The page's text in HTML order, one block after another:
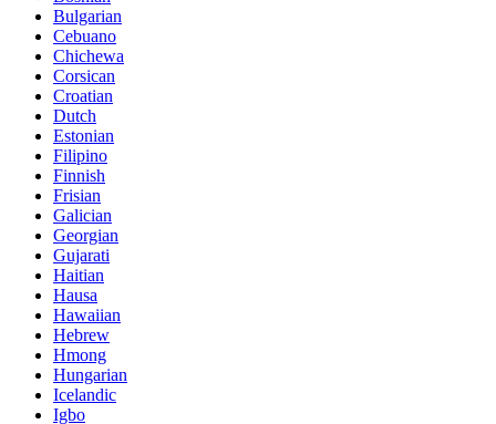
Bulgarian
Cebuano
Chichewa
Corsican
Croatian
Dutch
Estonian
Filipino
Finnish
Frisian
Galician
Georgian
Gujarati
Haitian
Hausa
Hawaiian
Hebrew
Hmong
Hungarian
Icelandic
Igbo